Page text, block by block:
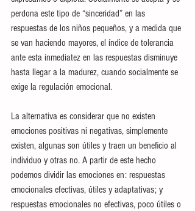
perdona este tipo de “sinceridad” en las
respuestas de los niños pequeños, y a medida que
se van haciendo mayores, el índice de tolerancia
ante esta inmediatez en las respuestas disminuye
hasta llegar a la madurez, cuando socialmente se
exige la regulación emocional.
La alternativa es considerar que no existen
emociones positivas ni negativas, simplemente
existen, algunas son útiles y traen un beneficio al
individuo y otras no. A partir de este hecho
podemos dividir las emociones en: respuestas
emocionales efectivas, útiles y adaptativas; y
respuestas emocionales no efectivas, poco útiles o